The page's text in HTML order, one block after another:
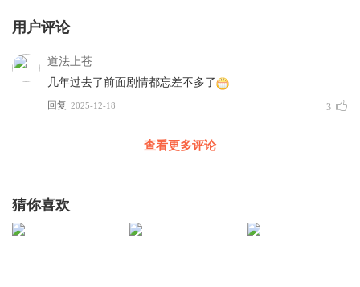
用户评论
道法上苍
几年过去了前面剧情都忘差不多了
回复 2025-12-18 3
查看更多评论
猜你喜欢